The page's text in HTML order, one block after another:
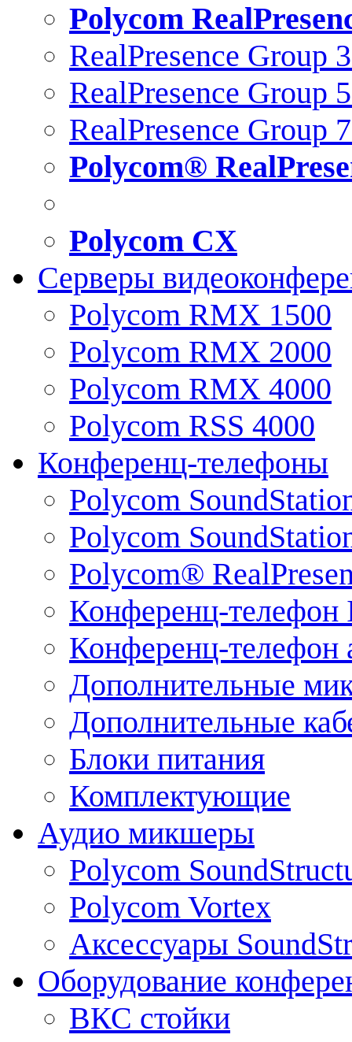
Polycom
RealPresence Group
RealPresence Group
RealPresence Group
Polycom®
Polycom CX
Серверы
Polycom RMX 1500
Polycom RMX 2000
Polycom RMX 4000
Polycom RSS 4000
Конференц-телефоны
Polycom
Polycom
Polycom®
Конференц-телефон
Конференц-телефон
Дополнительные
Дополнительные
Блоки питания
Комплектующие
Аудио микшеры
Polycom
Polycom Vortex
Аксессуары
Оборудование
ВКС стойки